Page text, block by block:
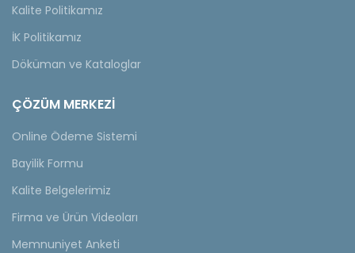
Kalite Politikamız
İK Politikamız
Döküman ve Kataloglar
ÇÖZÜM MERKEZİ
Online Ödeme Sistemi
Bayilik Formu
Kalite Belgelerimiz
Firma ve Ürün Videoları
Memnuniyet Anketi